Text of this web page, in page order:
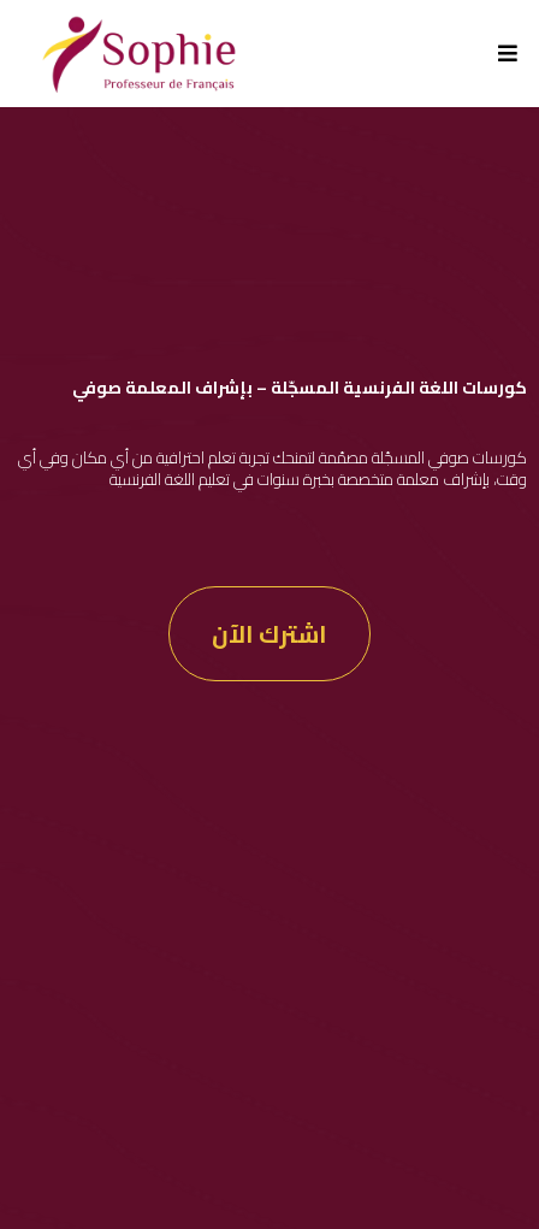
كورسات اللغة الفرنسية المسجّلة – بإشراف المعلمة صوفي
كورسات صوفي المسجّلة مصمّمة لتمنحك تجربة تعلم احترافية من أي مكان وفي أي
وقت، بإشراف معلمة متخصصة بخبرة سنوات في تعليم اللغة الفرنسية
اشترك الآن